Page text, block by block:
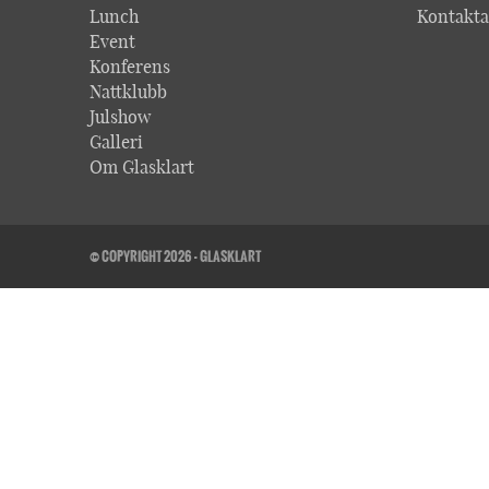
Lunch
Event
Konferens
Nattklubb
Julshow
Galleri
Om Glasklart
© COPYRIGHT 2026 - GLASKLART